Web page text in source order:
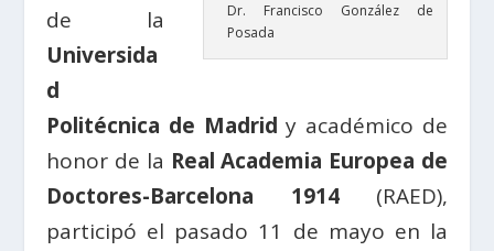
Dr. Francisco González de
Posada
de la
Universida
d
Politécnica de Madridy académico de
honor de la Real Academia Europea de
Doctores-Barcelona 1914(RAED),
participó el pasado 11 de mayo en la